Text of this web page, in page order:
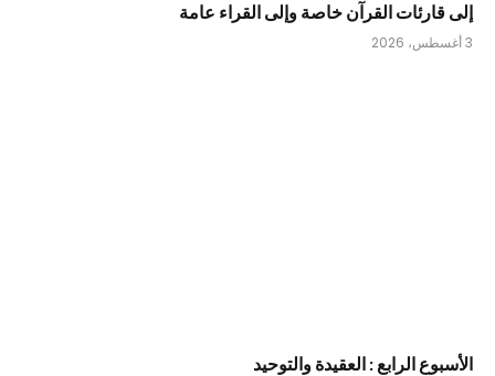
إلى قارئات القرآن خاصة وإلى القراء عامة
3 أغسطس، 2026
الأسبوع الرابع : العقيدة والتوحيد